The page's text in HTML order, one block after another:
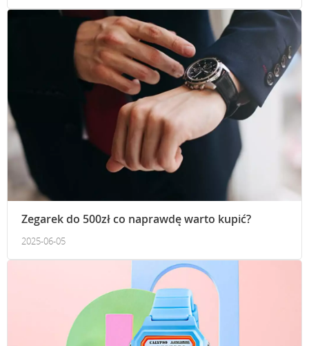
Zegarek do 500zł co naprawdę warto kupić?
2025-06-05